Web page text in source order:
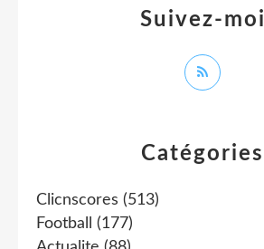
Catégories
Clicnscores (513)
Football
(177)
Suivez-moi